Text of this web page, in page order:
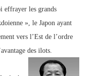
effrayer les grands
», le Japon ayant
vers l’Est de l’ordre
des ilots.